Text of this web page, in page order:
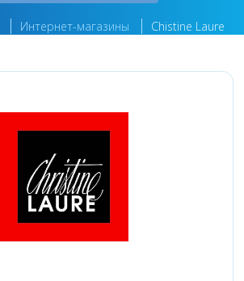
Интернет-магазины Chistine Laure